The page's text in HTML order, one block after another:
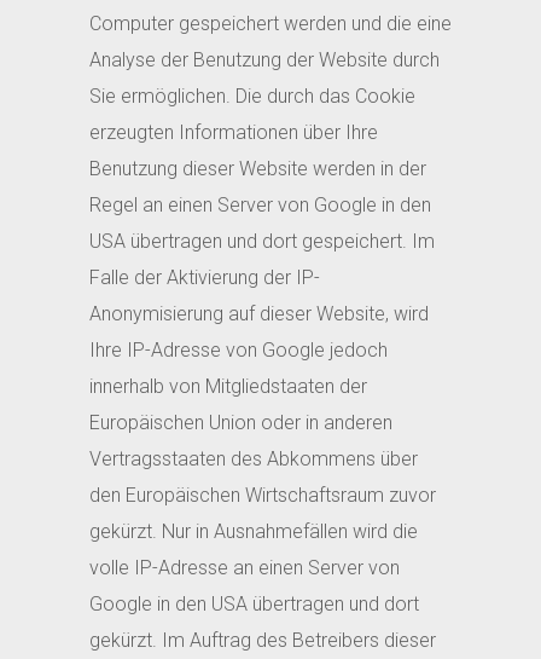
Computer gespeichert werden und die eine
Analyse der Benutzung der Website durch
Sie ermöglichen. Die durch das Cookie
erzeugten Informationen über Ihre
Benutzung dieser Website werden in der
Regel an einen Server von Google in den
USA übertragen und dort gespeichert. Im
Falle der Aktivierung der IP-
Anonymisierung auf dieser Website, wird
Ihre IP-Adresse von Google jedoch
innerhalb von Mitgliedstaaten der
Europäischen Union oder in anderen
Vertragsstaaten des Abkommens über
den Europäischen Wirtschaftsraum zuvor
gekürzt. Nur in Ausnahmefällen wird die
volle IP-Adresse an einen Server von
Google in den USA übertragen und dort
gekürzt. Im Auftrag des Betreibers dieser